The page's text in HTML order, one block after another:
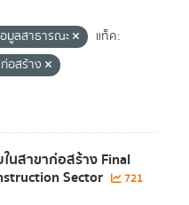
มูลสาธารณะ
แท็ค:
อสร้าง
นสาขาก่อสร้าง Final
Sector
721